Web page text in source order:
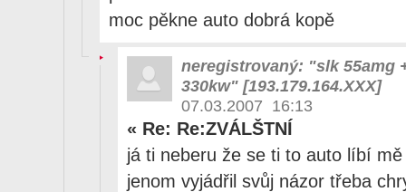
moc pěkne auto dobrá kopě
neregistrovaný: "slk 55amg
330kw" [193.179.164.XXX]
07.03.2007 16:13
« Re: Re:ZVÁLŠTNÍ
já ti neberu že se ti to auto líbí
jenom vyjádřil svůj názor třeba